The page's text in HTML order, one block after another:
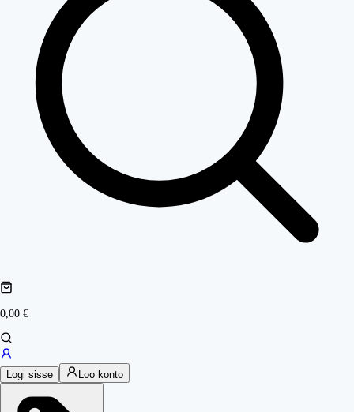
0,00 €
Logi sisse Loo konto